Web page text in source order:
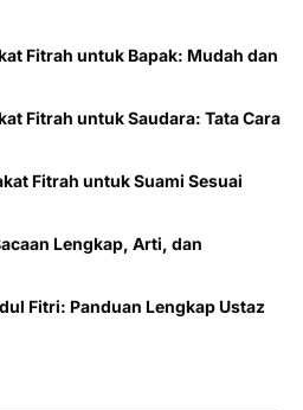
Fitrah untuk Bapak: Mudah dan
Fitrah untuk Saudara: Tata Cara
Fitrah untuk Suami Sesuai
Lengkap, Arti, dan
Fitri: Panduan Lengkap Ustaz